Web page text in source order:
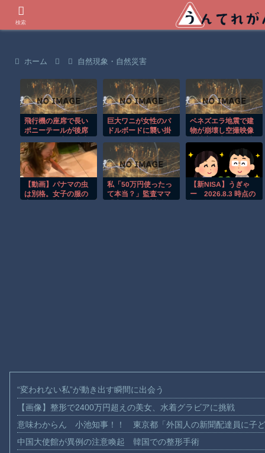
ホーム 自然現象・自然災害
飛行機の座席で長い
ポニーテールが後席
行為！！
巨大ワニが女性のパ
ドルボードに襲い掛
ベネズエラ地震で建
物が崩壊し空撮映像
る。
【動画】パナマの虫
は別格。女子の服の
私「50万円使ったっ
て本当？」監査ママ
【新NISA】うぎゃ
ー 2026.8.3 時点の
“変われない私”が動き出す瞬間に出会う
【画像】整形で2400万円超えの美女、水着グラビアに挑戦
意味わからん 小池知事！！ 東京都「外国人の新聞配達員に子
中国大使館が異例の注意喚起 韓国での整形手術
検索